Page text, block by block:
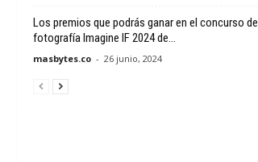
Los premios que podrás ganar en el concurso de
fotografía Imagine IF 2024 de...
masbytes.co - 26 junio, 2024